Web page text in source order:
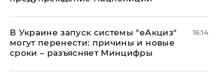
В Украине запуск системы "еАкциз"
могут перенести: причины и новые
сроки – разъясняет Минцифры
16:14